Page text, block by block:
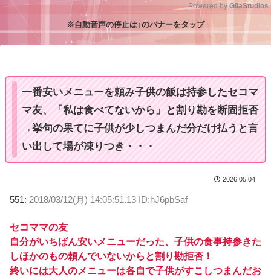
M
Powered by GliaStudios
※自動音声の停止は↑のバナーをタップ
一番安いメニューを頼み子供の飯は持参したセコマ
マ友、「私は食べてないから」と割り勘を断固拒否
→挙句の果てに子供が少しつまんだ分だけ払うと言
い出して場が凍りつき・・・
2026.05.04
551: 2018/03/12(月) 14:05:51.13 ID:hJ6pbSaf
セコママの友
自分がいちばん安いメニューだった、子供の食事持参きた
しほかのもの頼んでいないからと割り勘拒否！
終いには大人のメニューは各自で子供がすこしつまんだお